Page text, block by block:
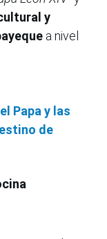
y
a nivel
Papa y las
de